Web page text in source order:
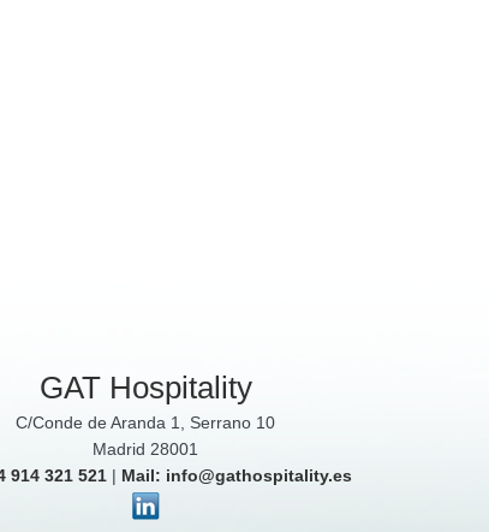
GAT Hospitality
C/Conde de Aranda 1, Serrano 10
Madrid 28001
914 321 521 | Mail: info@gathospitality.es